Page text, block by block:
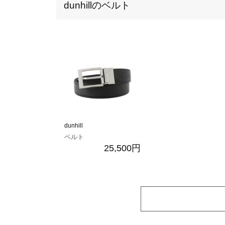
dunhillのベルト
dunhill
ベルト
25,500円